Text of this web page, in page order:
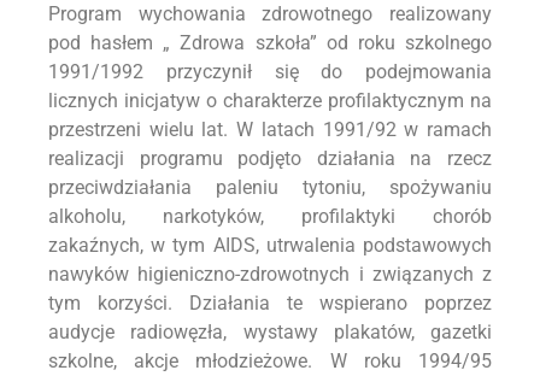
Program wychowania zdrowotnego realizowany
pod hasłem „ Zdrowa szkoła” od roku szkolnego
1991/1992 przyczynił się do podejmowania
licznych inicjatyw o charakterze profilaktycznym na
przestrzeni wielu lat. W latach 1991/92 w ramach
realizacji programu podjęto działania na rzecz
przeciwdziałania paleniu tytoniu, spożywaniu
alkoholu, narkotyków, profilaktyki chorób
zakaźnych, w tym AIDS, utrwalenia podstawowych
nawyków higieniczno-zdrowotnych i związanych z
tym korzyści. Działania te wspierano poprzez
audycje radiowęzła, wystawy plakatów, gazetki
szkolne, akcje młodzieżowe. W roku 1994/95